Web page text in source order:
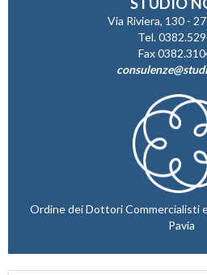
Via Riviera, 130 -
Tel.
Fax
Ordine dei Dottori Commercialisti
Pavia